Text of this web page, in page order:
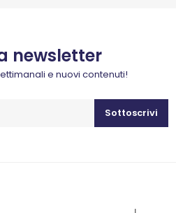
newsletter
e nuovi contenuti!
Sottoscrivi